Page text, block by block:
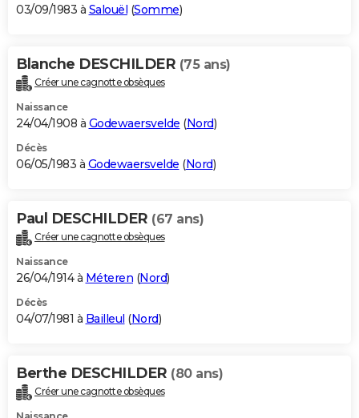
03/09/1983 à Salouël (Somme)
Blanche DESCHILDER (75 ans)
Créer une cagnotte obsèques
Naissance
24/04/1908 à Godewaersvelde (Nord)
Décès
06/05/1983 à Godewaersvelde (Nord)
Paul DESCHILDER (67 ans)
Créer une cagnotte obsèques
Naissance
26/04/1914 à Méteren (Nord)
Décès
04/07/1981 à Bailleul (Nord)
Berthe DESCHILDER (80 ans)
Créer une cagnotte obsèques